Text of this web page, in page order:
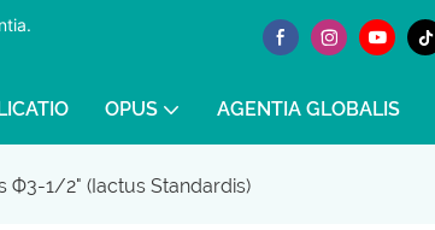
OPUS AGENTIA GLOBALIS
Ф3-1/2" (Iactus Standardis)